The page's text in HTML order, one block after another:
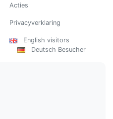
Acties
Privacyverklaring
English visitors
Deutsch Besucher